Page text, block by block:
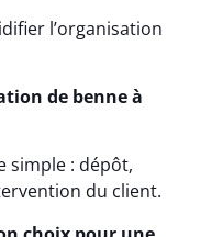
l’organisation
de benne à
simple : dépôt,
du client.